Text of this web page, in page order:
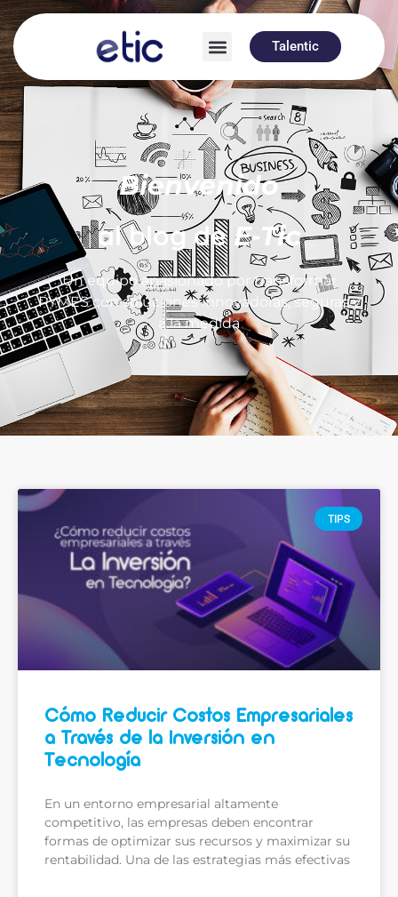
Talentic
Bienvenido
al blog deE-Tic
Un equipo apasionado por transformar
PYMES con soluciones innovadoras, seguras y
a la medida
TIPS
Cómo Reducir Costos Empresariales
a Través de la Inversión en
Tecnología
En un entorno empresarial altamente
competitivo, las empresas deben encontrar
formas de optimizar sus recursos y maximizar su
rentabilidad. Una de las estrategias más efectivas